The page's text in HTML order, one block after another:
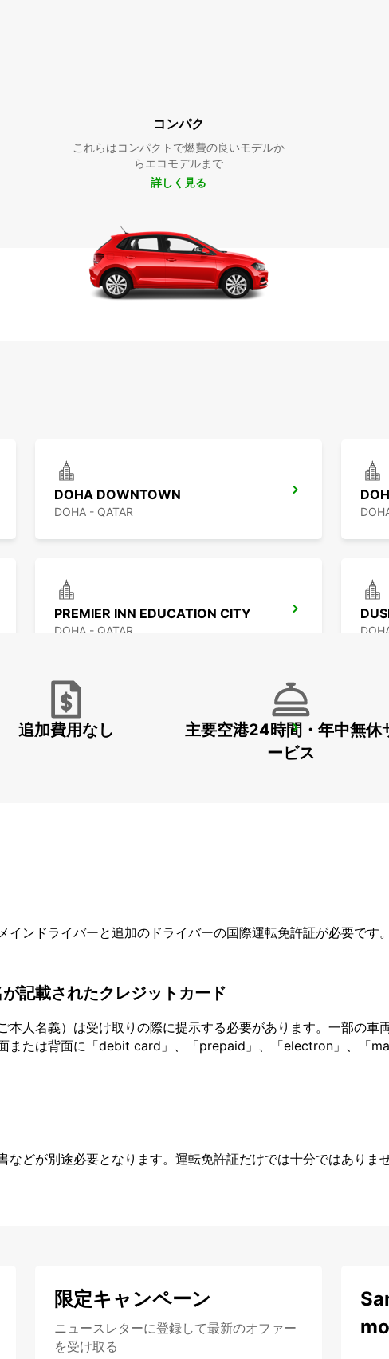
コンパク
これらはコンパクトで燃費の良いモデルか
らエコモデルまで
詳しく見る
DOHA DOWNTOWN
DOHA - QATAR
PREMIER INN EDUCATION CITY
DOHA - QATAR
DOHA AIRPORT
追加費用なし
主要空港24時間・年中無休
ービス
ンドライバーと追加のドライバーの国際運転免許証が必要です。
記載されたクレジットカード
本人名義）は受け取りの際に提示する必要があります。一部の車
または背面に「debit card」、「prepaid」、「electron」、「
どが別途必要となります。運転免許証だけでは十分ではありませ
限定キャンペーン
ニュースレターに登録して最新のオファー
を受け取る